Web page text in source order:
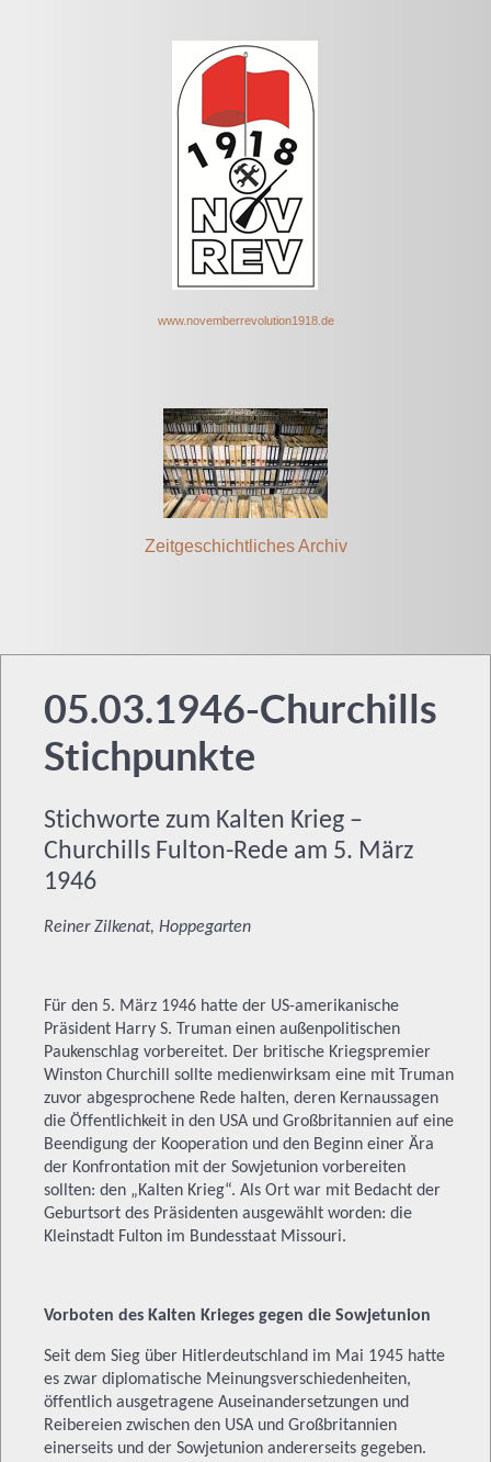
www.novemberrevolution1918.de
Zeitgeschichtliches Archiv
05.03.1946-Churchills
Stichpunkte
Stichworte zum Kalten Krieg –
Churchills Fulton-Rede am 5. März
1946
Reiner Zilkenat, Hoppegarten
Für den 5. März 1946 hatte der US-amerikanische
Präsident Harry S. Truman einen außenpolitischen
Paukenschlag vorbereitet. Der britische Kriegspremier
Winston Churchill sollte medienwirksam eine mit Truman
zuvor abgesprochene Rede halten, deren Kernaussagen
die Öffentlichkeit in den USA und Großbritannien auf eine
Beendigung der Kooperation und den Beginn einer Ära
der Konfrontation mit der Sowjetunion vorbereiten
sollten: den „Kalten Krieg“. Als Ort war mit Bedacht der
Geburtsort des Präsidenten ausgewählt worden: die
Kleinstadt Fulton im Bundesstaat Missouri.
Vorboten des Kalten Krieges gegen die Sowjetunion
Seit dem Sieg über Hitlerdeutschland im Mai 1945 hatte
es zwar diplomatische Meinungsverschiedenheiten,
öffentlich ausgetragene Auseinandersetzungen und
Reibereien zwischen den USA und Großbritannien
einerseits und der Sowjetunion andererseits gegeben.